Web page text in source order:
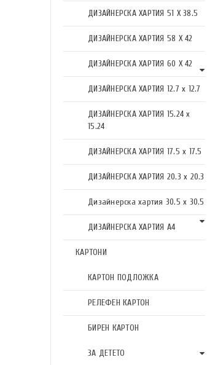
ДИЗАЙНЕРСКА ХАРТИЯ 51 X 38.5
ДИЗАЙНЕРСКА ХАРТИЯ 58 X 42
ДИЗАЙНЕРСКА ХАРТИЯ 60 X 42
ДИЗАЙНЕРСКА ХАРТИЯ 12.7 x 12.7
ДИЗАЙНЕРСКА ХАРТИЯ 15.24 x
15.24
ДИЗАЙНЕРСКА ХАРТИЯ 17.5 х 17.5
ДИЗАЙНЕРСКА ХАРТИЯ 20.3 х 20.3
Дизайнерска хартия 30.5 х 30.5
ДИЗАЙНЕРСКА ХАРТИЯ А4
КАРТОНИ
КАРТОН ПОДЛОЖКА
РЕЛЕФЕН КАРТОН
БИРЕН КАРТОН
ЗА ДЕТЕТО